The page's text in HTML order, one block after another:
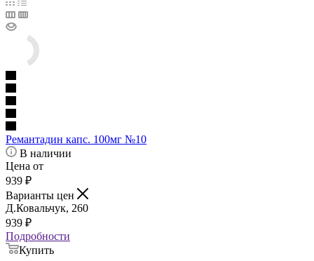
Ремантадин капс. 100мг №10
В наличии
Цена от
939 ₽
Варианты цен
Д.Ковальчук, 260
939 ₽
Подробности
Купить